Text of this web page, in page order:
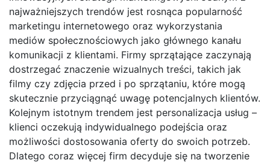
najważniejszych trendów jest rosnąca popularność
marketingu internetowego oraz wykorzystania
mediów społecznościowych jako głównego kanału
komunikacji z klientami. Firmy sprzątające zaczynają
dostrzegać znaczenie wizualnych treści, takich jak
filmy czy zdjęcia przed i po sprzątaniu, które mogą
skutecznie przyciągnąć uwagę potencjalnych klientów.
Kolejnym istotnym trendem jest personalizacja usług –
klienci oczekują indywidualnego podejścia oraz
możliwości dostosowania oferty do swoich potrzeb.
Dlatego coraz więcej firm decyduje się na tworzenie